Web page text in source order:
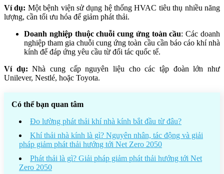
Ví dụ: Một bệnh viện sử dụng hệ thống HVAC tiêu thụ nhiều năng
lượng, cần tối ưu hóa để giảm phát thải.
Doanh nghiệp thuộc chuỗi cung ứng toàn cầu: Các doanh
nghiệp tham gia chuỗi cung ứng toàn cầu cần báo cáo khí nhà
kính để đáp ứng yêu cầu từ đối tác quốc tế.
Ví dụ:Nhà cung cấp nguyên liệu cho các tập đoàn lớn như
Unilever, Nestlé, hoặc Toyota.
Có thể bạn quan tâm
Đo lường phát thải khí nhà kính bắt đầu từ đâu?
Khí thải nhà kính là gì? Nguyên nhân, tác động và giải
pháp giảm phát thải hướng tới Net Zero 2050
Phát thải là gì? Giải pháp giảm phát thải hướng tới Net
Zero 2050